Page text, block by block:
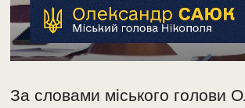
За словами міського голови